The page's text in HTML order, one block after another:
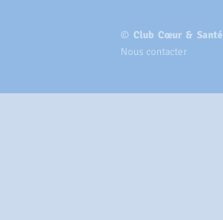
©Club Cœur & Santé
Nous contacter